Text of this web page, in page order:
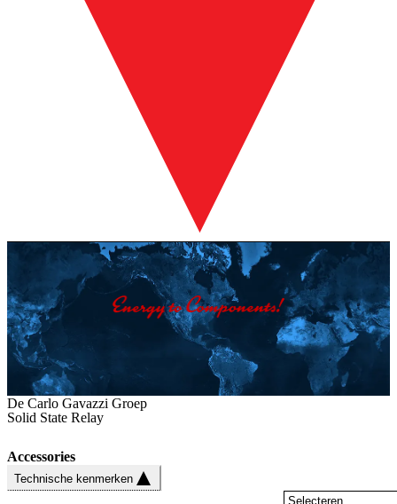
De Carlo Gavazzi Groep
Solid State Relay
Accessories
Technische kenmerken